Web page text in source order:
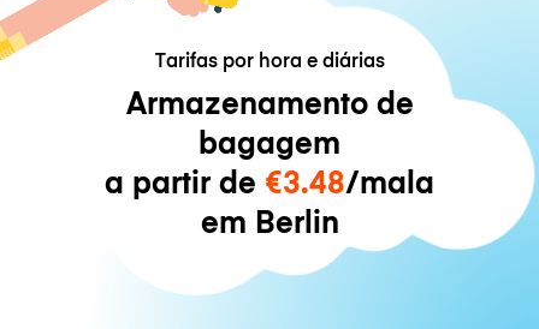
Tarifas por hora e diárias
Armazenamento de
bagagem
a partir de €3.48/mala
em Berlin